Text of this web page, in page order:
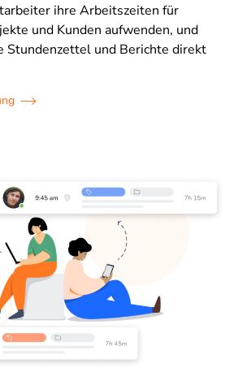
ihre Arbeitszeiten für
und Kunden aufwenden, und
Stundenzettel und Berichte direkt